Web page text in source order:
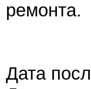
ремонта.
Дата